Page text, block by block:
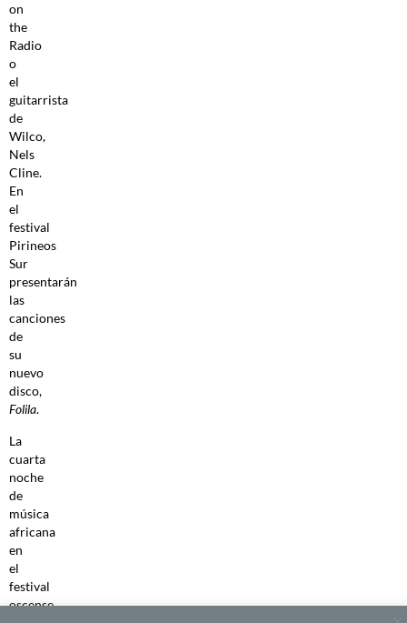
on
the
Radio
o
el
guitarrista
de
Wilco,
Nels
Cline.
En
el
festival
Pirineos
Sur
presentarán
las
canciones
de
su
nuevo
disco,
Folila.
La
cuarta
noche
de
música
africana
en
el
festival
oscense